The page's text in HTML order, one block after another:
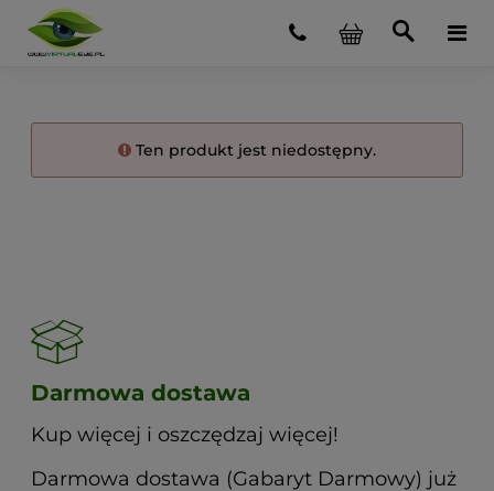
Ten produkt jest niedostępny.
Darmowa dostawa
Kup więcej i oszczędzaj więcej!
Darmowa dostawa (Gabaryt Darmowy) już